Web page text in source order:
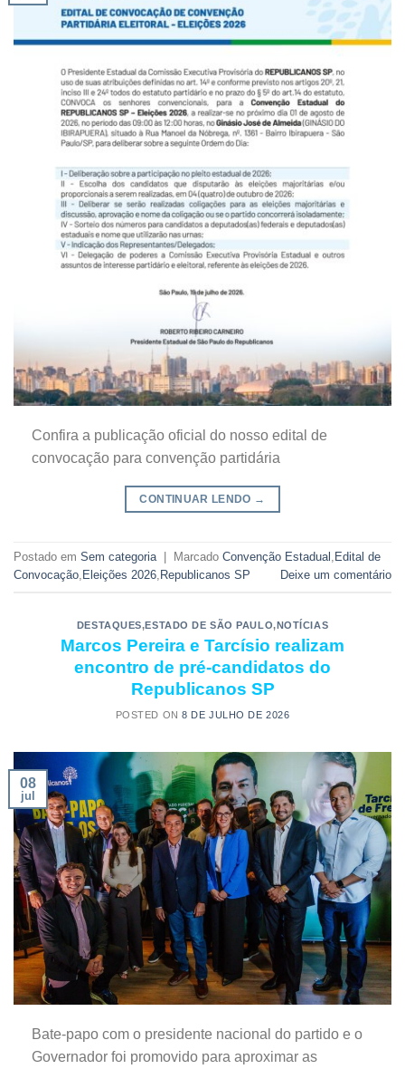
Confira a publicação oficial do nosso edital de
convocação para convenção partidária
CONTINUAR LENDO →
Postado em Sem categoria Marcado Convenção Estadual Edital de
Convocação Eleições 2026 Republicanos SP Deixe um comentário
DESTAQUES,ESTADO DE SÃO PAULO,NOTÍCIAS
Marcos Pereira e Tarcísio realizam
encontro de pré-candidatos do
Republicanos SP
POSTED ON8 DE JULHO DE 2026
08
jul
Bate-papo com o presidente nacional do partido e o
Governador foi promovido para aproximar as